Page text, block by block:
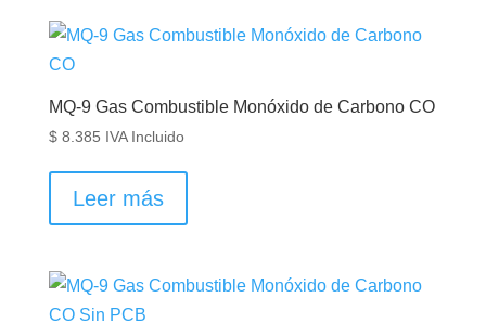
MQ-9 Gas Combustible Monóxido de Carbono CO
$8.385 IVA Incluido
Leer más